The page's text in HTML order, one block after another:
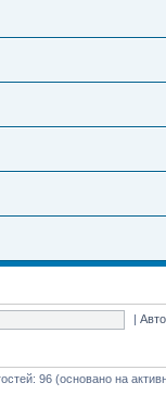
|
96 (основано на